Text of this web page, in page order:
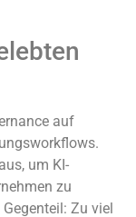
auf
um KI-
zu
Gegenteil: Zu viel